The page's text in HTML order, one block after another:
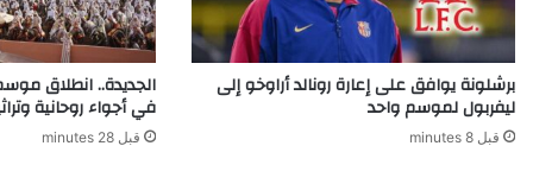
برشلونة يوافق على إعارة رونالد أراوخو إلى
ليفربول لموسم واحد
قبل 8 minutes
الجديدة.. انطلاق
في أجواء روحانية
قبل 28 minutes